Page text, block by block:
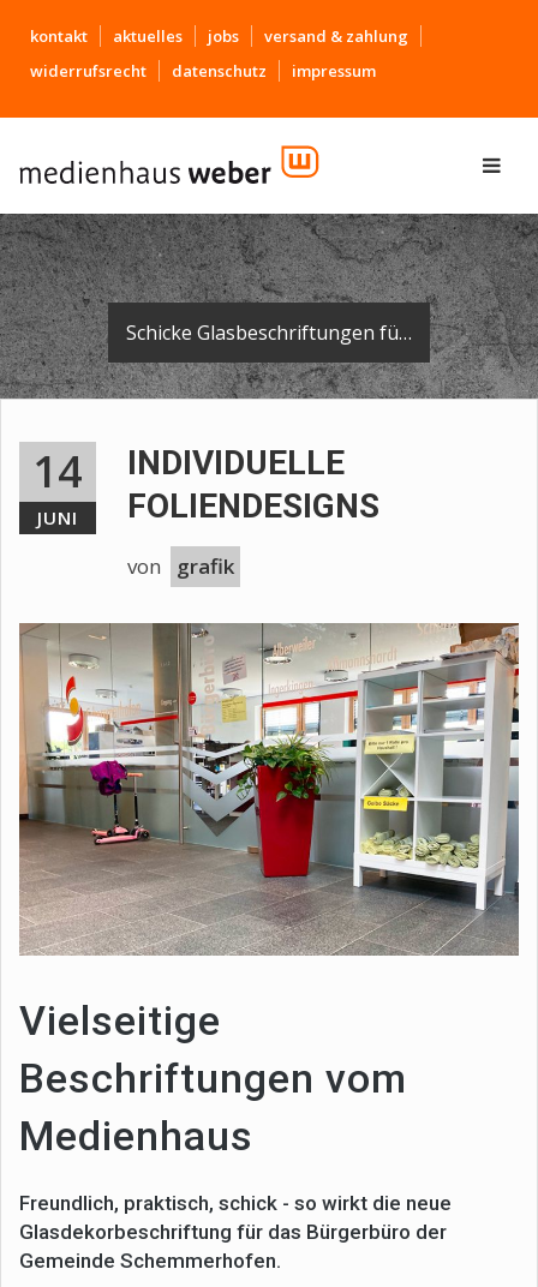
kontakt aktuelles jobs
versand & zahlung
widerrufsrecht
datenschutz impressum
Schicke Glasbeschriftungen für die Gemeinde Schemmerhofen.
14
JUNI
INDIVIDUELLE
FOLIENDESIGNS
von grafik
Vielseitige
Beschriftungen vom
Medienhaus
Freundlich, praktisch, schick - so wirkt die neue
Glasdekorbeschriftung für das Bürgerbüro der
Gemeinde Schemmerhofen.